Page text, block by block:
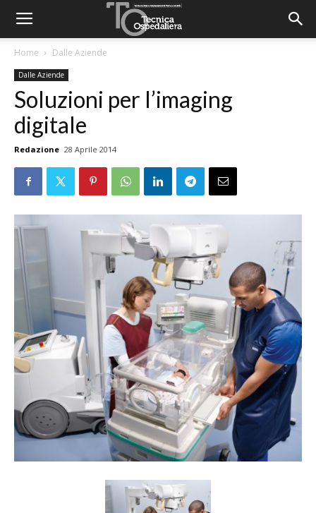
Home Dalle Aziende
Dalle Aziende
Soluzioni per l’imaging
digitale
Redazione 28 Aprile 2014